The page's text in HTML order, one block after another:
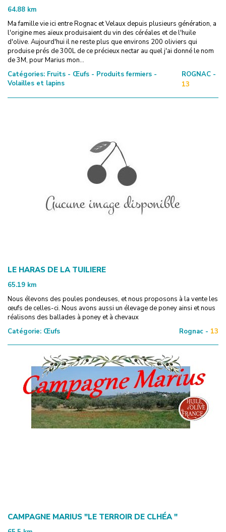
64.88 km
Ma famille vie ici entre Rognac et Velaux depuis plusieurs génération, a
l'origine mes aïeux produisaient du vin des céréales et de l'huile
d'olive. Aujourd'hui il ne reste plus que environs 200 oliviers qui
produise prés de 300L de ce précieux nectar au quel j'ai donné le nom
de 3M, pour Marius mon...
Catégories: Fruits - Œufs - Produits fermiers -
Volailles et lapins
ROGNAC -
13
LE HARAS DE LA TUILIERE
65.19 km
Nous élevons des poules pondeuses, et nous proposons à la vente les
œufs de celles-ci. Nous avons aussi un élevage de poney ainsi et nous
réalisons des ballades à poney et à chevaux
Catégorie: Œufs Rognac - 13
CAMPAGNE MARIUS "LE TERROIR DE CLHÉA "